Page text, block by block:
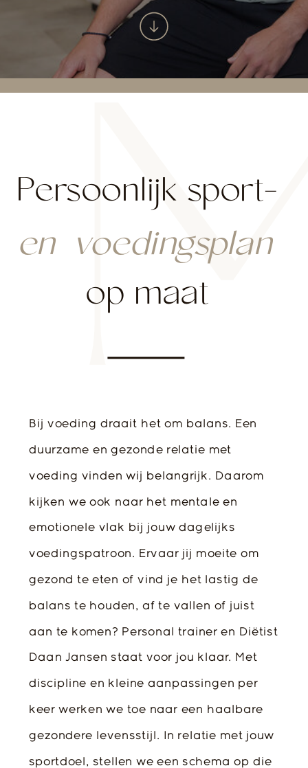
Bij voeding draait het om balans. Een
duurzame en gezonde relatie met
voeding vinden wij belangrijk. Daarom
kijken we ook naar het mentale en
emotionele vlak bij jouw dagelijks
voedingspatroon. Ervaar jij moeite om
gezond te eten of vind je het lastig de
balans te houden, af te vallen of juist
aan te komen? Personal trainer en Diëtist
Daan Jansen staat voor jou klaar. Met
discipline en kleine aanpassingen per
keer werken we toe naar een haalbare
gezondere levensstijl. In relatie met jouw
sportdoel, stellen we een schema op die
Persoonlijk sport-
en voedingsplan
op maat